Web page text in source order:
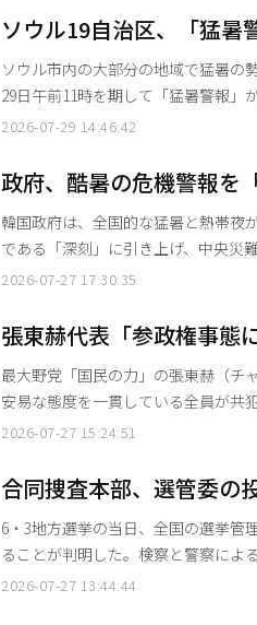
まれた国に戻って米国国民のために
に、身の引き締まる思いで重大な責任を感じてい
の
ソウル19自治区、「猛
ソウル市内の大部分の地域で猛暑の
29日午前11時を期して「猛暑警報」
11日以来18日ぶりで、今夏で2回目となる。 今回の警報対象地域は、西北圏
19自治体に猛暑警報が発令されたこ
から「警戒（第2段階）」へと引き
2026-07-29 14:46:42
政府、酷暑の危機警報を
総力対応
韓国政府は、全国的な猛暑と熱帯夜
である「深刻」に引き上げ、中央災
出した。 行政安全部は27日午後3時付で、酷暑災害危機警報を「深刻」段階に引き上げ、中
酷暑特報が発令されており、厳しい暑さと
高齢の独居老人やホームレスなど、
2026-07-27 17:30:35
張東赫代表「参政権事態
早期発足促す
最大野党「国民の力」の張東赫（チ
安易な態度を一貫している全員が共
を発足させるべきだと強く促した。 張代表はこの日、検察・警察合同捜査本部が電算操作
し、「投票率の操作が可能であるな
が可能だという意味になる」とし、
糾弾
2026-07-27 15:24:51
合同捜査本部、選管委の
国で72件の修正報告
6・3地方選挙の当日、全国の選挙管
ることが判明した。検察と警察によ
者数を他の投票所に分散させた情勢
2026-07-27 13:44:44